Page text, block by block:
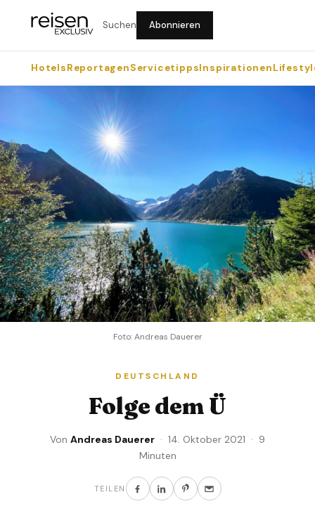
Suchen Abonnieren
HotelsReportagenServicetippsInspirationen
Foto: Andreas Dauerer
DEUTSCHLAND
Folge dem Ü
Von Andreas Dauerer · 14. Oktober 2021 · 9
Minuten
TEILEN